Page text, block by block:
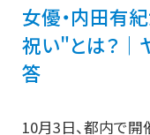
女優・内田有
祝い"とは？｜
答
10月3日、都内で開